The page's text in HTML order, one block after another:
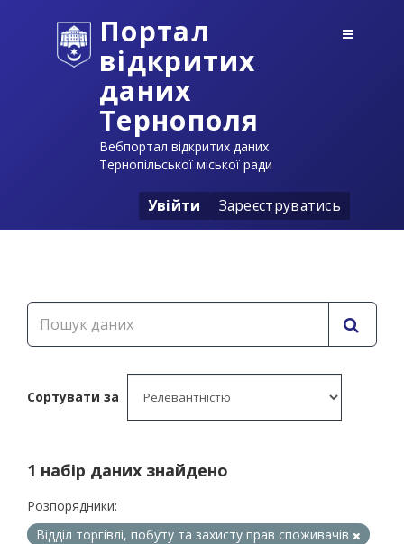
Портал
відкритих
даних
Тернополя
Вебпортал відкритих даних
Тернопільської міської ради
Увійти Зареєструватись
Сортувати за
1 набір даних знайдено
Розпорядники:
Відділ торгівлі, побуту та захисту прав споживачів